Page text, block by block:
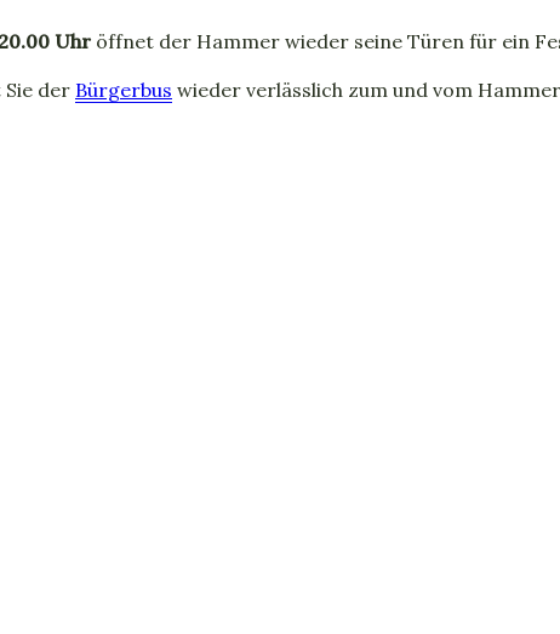
Uhr öffnet der Hammer wieder seine Türen für ein
Sie der Bürgerbus wieder verlässlich zum und vom